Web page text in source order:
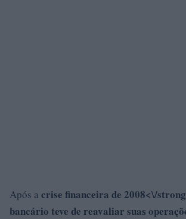
Após a crise financeira de 2008<\/
bancário teve de reavaliar suas